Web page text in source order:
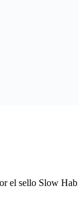
el sello Slow